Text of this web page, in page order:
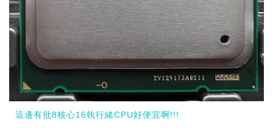
這邊有批8核心16執行緒CPU好便宜啊!!!